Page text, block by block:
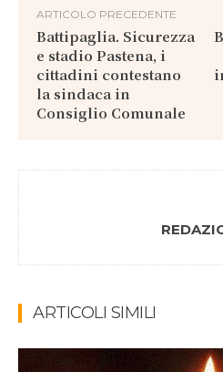
ARTICOLO PRECEDENTE
Battipaglia. Sicurezza
e stadio Pastena, i
cittadini contestano
la sindaca in
Consiglio Comunale
ARTICOLI SIMILI